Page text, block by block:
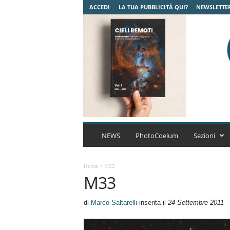
ACCEDI LA TUA PUBBLICITÀ QUI?
C
r
NEWS PhotoCoelum Sezioni
Home > M33
M33
di Marco Saltarelli inserita il 24 Settembre 2011